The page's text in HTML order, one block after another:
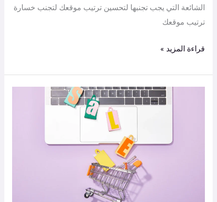
الشائعة التي يجب تجنبها لتحسين ترتيب موقعك لتجنب خسارة
ترتيب موقعك
قراءة المزيد »